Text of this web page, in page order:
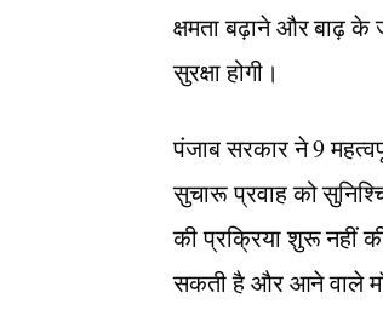
क्षमता बढ़ाने और बाढ़
सुरक्षा होगी।
पंजाब सरकार ने 9
सुचारू प्रवाह को
की प्रक्रिया शुरू नहीं
सकती है और आने वाले